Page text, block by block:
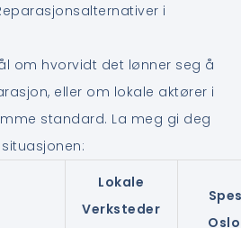
i
om hvorvidt det lønner seg å
eller om lokale aktører i
standard. La meg gi deg
Lokale
Verksteder